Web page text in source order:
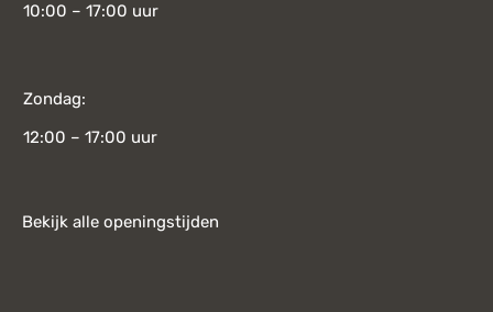
10:00 – 17:00 uur
Zondag:
12:00 – 17:00 uur
Bekijk alle openingstijden